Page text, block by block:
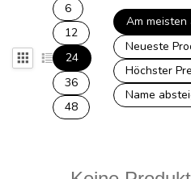
6
12
24
36
48
Am meisten
Neueste
Höchster
Name